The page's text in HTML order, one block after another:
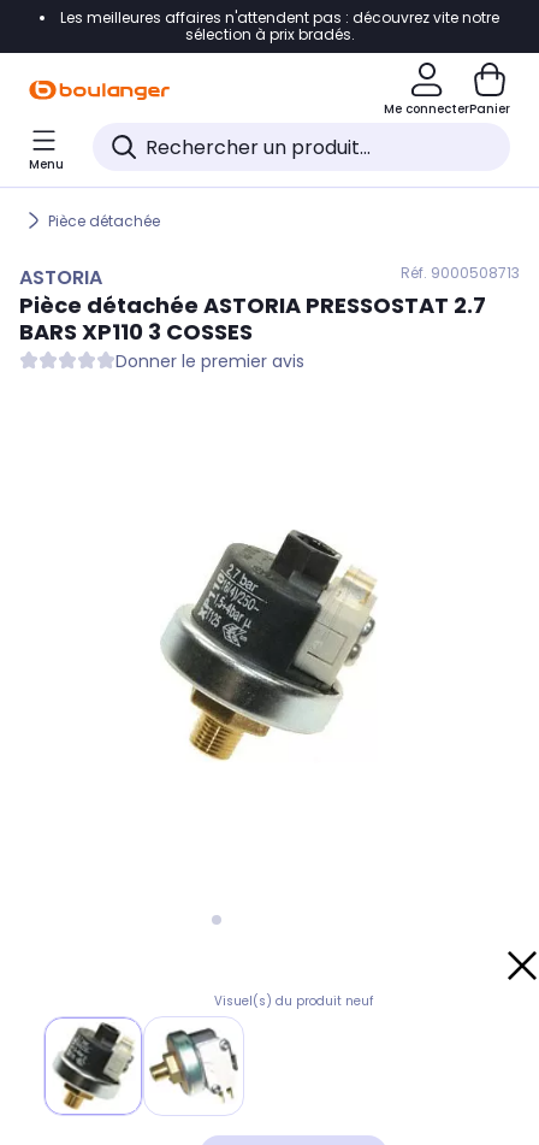
Accéder directement à la navigation
Accéder directement au pied de page
Accéder directement au chatbot
Les meilleures affaires n'attendent pas : découvrez vite notre
sélection à prix bradés.
Me connecterPanier
Menu
Pièce détachée
ASTORIA Réf. 9000508713
Pièce détachée ASTORIA PRESSOSTAT 2.7
BARS XP110 3 COSSES
Donner le premier avis
Visuel(s) du produit neuf